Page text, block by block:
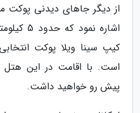
از دیگر جاهای دیدنی پوکت
اشاره
کیپ سینا ویلا پوکت
است. با اقامت در این هتل
پیش رو خواهید داشت.